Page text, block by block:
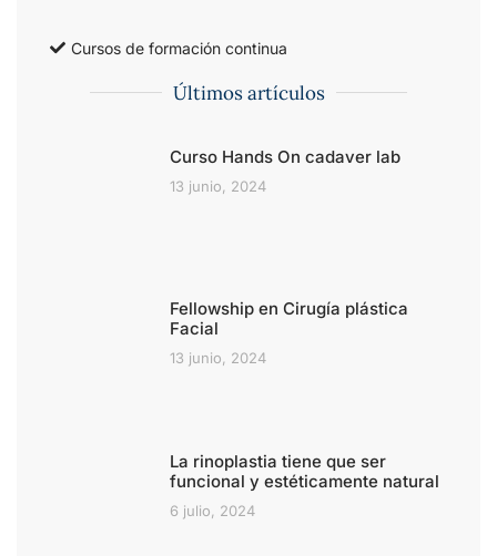
Cursos de formación continua
Últimos artículos
Curso Hands On cadaver lab
13 junio, 2024
Fellowship en Cirugía plástica
Facial
13 junio, 2024
La rinoplastia tiene que ser
funcional y estéticamente natural
6 julio, 2024